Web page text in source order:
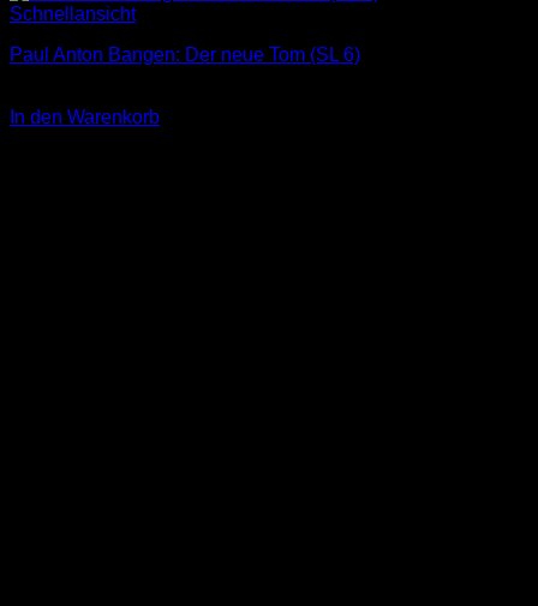
Schnellansicht
Paul Anton Bangen: Der neue Tom (SL 6)
In den Warenkorb